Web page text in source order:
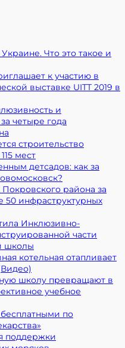
Что это такое и
к участию в
выставке UITT 2019 в
и
четыре года
строительство
мест
детсадов: как за
района за
50 инфраструктурных
Инклюзивно-
части
школы
котельная отапливает
школу превращают в
учебное
по
поддержки